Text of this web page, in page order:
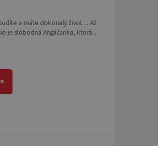
a máte dokonalý život… Až
je slobodná Angličanka, ktorá...